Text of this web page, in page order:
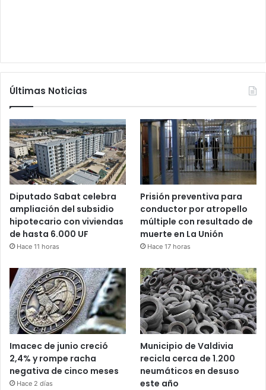
Últimas Noticias
Diputado Sabat celebra
ampliación del subsidio
hipotecario con viviendas
de hasta 6.000 UF
Hace 11 horas
Prisión preventiva para
conductor por atropello
múltiple con resultado de
muerte en La Unión
Hace 17 horas
Imacec de junio creció
2,4% y rompe racha
negativa de cinco meses
Hace 2 días
Municipio de Valdivia
recicla cerca de 1.200
neumáticos en desuso
este año